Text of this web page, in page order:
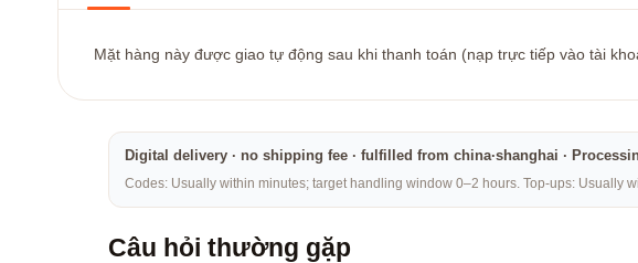
Mặt hàng này được giao tự động sau khi thanh toán (nạp trực tiếp vào tài
Digital delivery · no shipping fee · fulfilled from china·shanghai ·
Codes: Usually within minutes; target handling window 0–2 hours. Top-ups: Usually
Câu hỏi thường gặp